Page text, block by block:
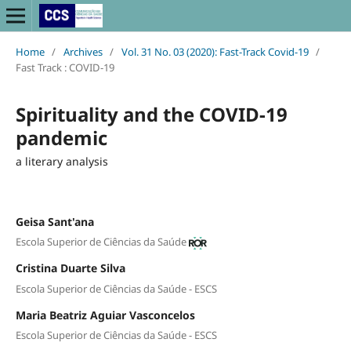
Home / Archives / Vol. 31 No. 03 (2020): Fast-Track Covid-19 /
Fast Track : COVID-19
Spirituality and the COVID-19
pandemic
a literary analysis
Geisa Sant'ana
Escola Superior de Ciências da Saúde
Cristina Duarte Silva
Escola Superior de Ciências da Saúde - ESCS
Maria Beatriz Aguiar Vasconcelos
Escola Superior de Ciências da Saúde - ESCS